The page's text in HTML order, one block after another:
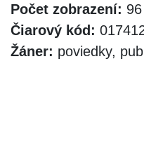
Počet zobrazení: 96
Čiarový kód:
Žáner: poviedky,